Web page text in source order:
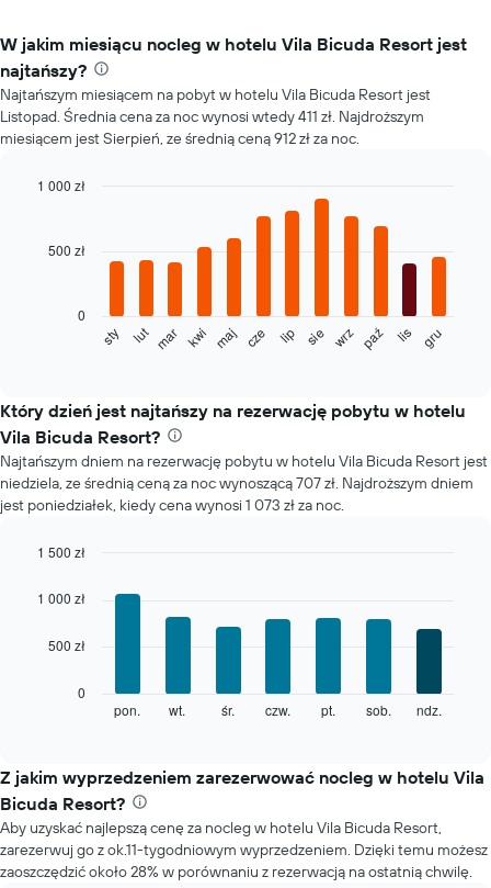
W jakim miesiącu nocleg w hotelu Vila Bicuda Resort jest
najtańszy?
Najtańszym miesiącem na pobyt w hotelu Vila Bicuda Resort jest
Listopad. Średnia cena za noc wynosi wtedy 411 zł. Najdroższym
miesiącem jest Sierpień, ze średnią ceną 912 zł za noc.
with
Poniższy
cenę
pokoju
dla
każdego
miesiąca
Wykres
Wykres
średnią
cenę
za
pokój
sty lut mar kwi maj cze lip sie wrz paź lis gru
0
500 zł
1 000 zł
Który dzień jest najtańszy na rezerwację pobytu w hotelu
Vila Bicuda Resort?
Najtańszym dniem na rezerwację pobytu w hotelu Vila Bicuda Resort jest
niedziela, ze średnią ceną za noc wynoszącą 707 zł. Najdroższym dniem
jest poniedziałek, kiedy cena wynosi 1 073 zł za noc.
chart
bars.
Poniższy
cenę
pokoju
dla
każdego
dnia
tygodnia
graphic.
pon. wt. śr. czw. pt. sob. ndz.
0
500 zł
1 000 zł
1 500 zł
Z jakim wyprzedzeniem zarezerwować nocleg w hotelu Vila
Bicuda Resort?
Aby uzyskać najlepszą cenę za nocleg w hotelu Vila Bicuda Resort,
zarezerwuj go z ok.11-tygodniowym wyprzedzeniem. Dzięki temu możesz
zaoszczędzić około 28% w porównaniu z rezerwacją na ostatnią chwilę.